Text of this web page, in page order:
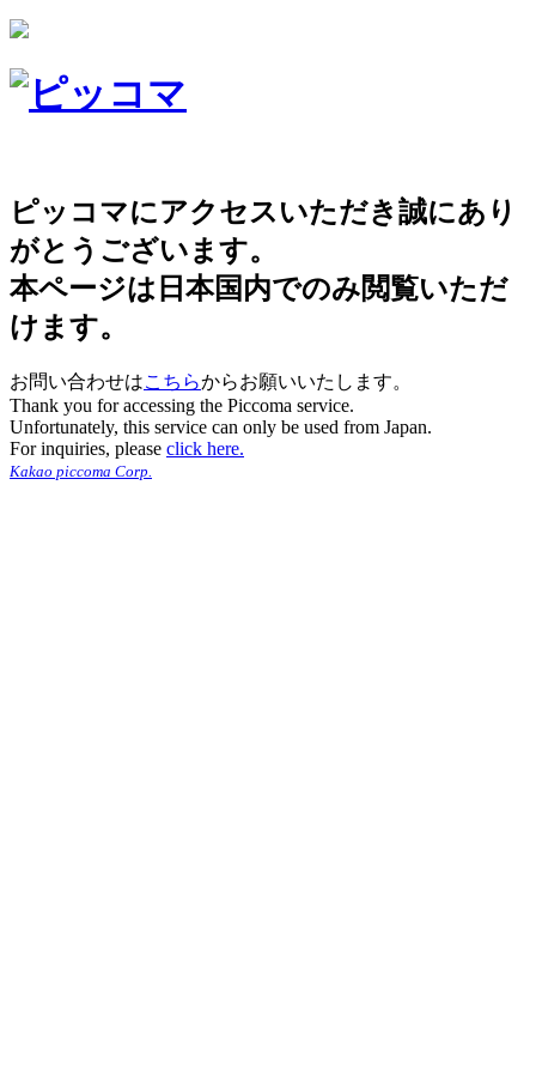
ピッコマにアクセスいただき誠にあり
がとうございます。
本ページは日本国内でのみ閲覧いただ
けます。
お問い合わせはこちらからお願いいたします。
Thank you for accessing the Piccoma service.
Unfortunately, this service can only be used from Japan.
For inquiries, please click here.
Kakao piccoma Corp.